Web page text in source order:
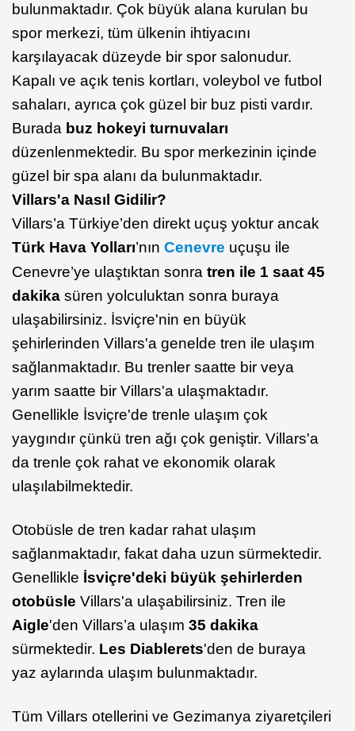
bulunmaktadır. Çok büyük alana kurulan bu
spor merkezi, tüm ülkenin ihtiyacını
karşılayacak düzeyde bir spor salonudur.
Kapalı ve açık tenis kortları, voleybol ve futbol
sahaları, ayrıca çok güzel bir buz pisti vardır.
Burada buz hokeyi turnuvaları
düzenlenmektedir. Bu spor merkezinin içinde
güzel bir spa alanı da bulunmaktadır.
Villars'a Nasıl Gidilir?
Villars’a Türkiye’den direkt uçuş yoktur ancak
Türk Hava Yolları’nın Cenevre uçuşu ile
Cenevre’ye ulaştıktan sonra tren ile 1 saat 45
dakika süren yolculuktan sonra buraya
ulaşabilirsiniz. İsviçre'nin en büyük
şehirlerinden Villars'a genelde tren ile ulaşım
sağlanmaktadır. Bu trenler saatte bir veya
yarım saatte bir Villars'a ulaşmaktadır.
Genellikle İsviçre'de trenle ulaşım çok
yaygındır çünkü tren ağı çok geniştir. Villars'a
da trenle çok rahat ve ekonomik olarak
ulaşılabilmektedir.
Otobüsle de tren kadar rahat ulaşım
sağlanmaktadır, fakat daha uzun sürmektedir.
Genellikle İsviçre'deki büyük şehirlerden
otobüsle Villars'a ulaşabilirsiniz. Tren ile
Aigle'den Villars’a ulaşım 35 dakika
sürmektedir. Les Diablerets'den de buraya
yaz aylarında ulaşım bulunmaktadır.
Tüm Villars otellerini ve Gezimanya ziyaretçileri